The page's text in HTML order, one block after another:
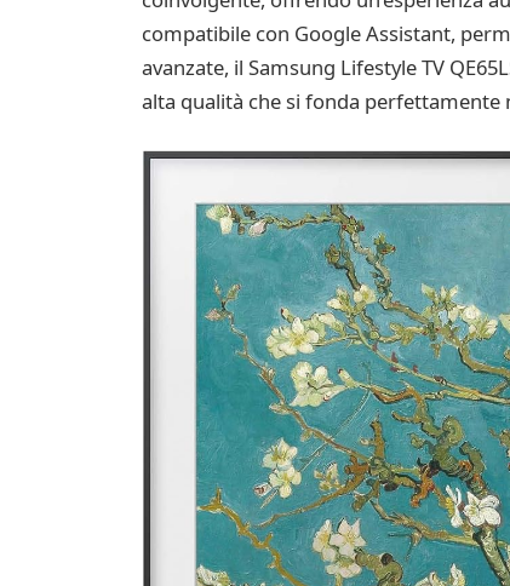
compatibile con Google Assistant,
avanzate, il Samsung Lifestyle TV
alta qualità che si fonda perfettamente